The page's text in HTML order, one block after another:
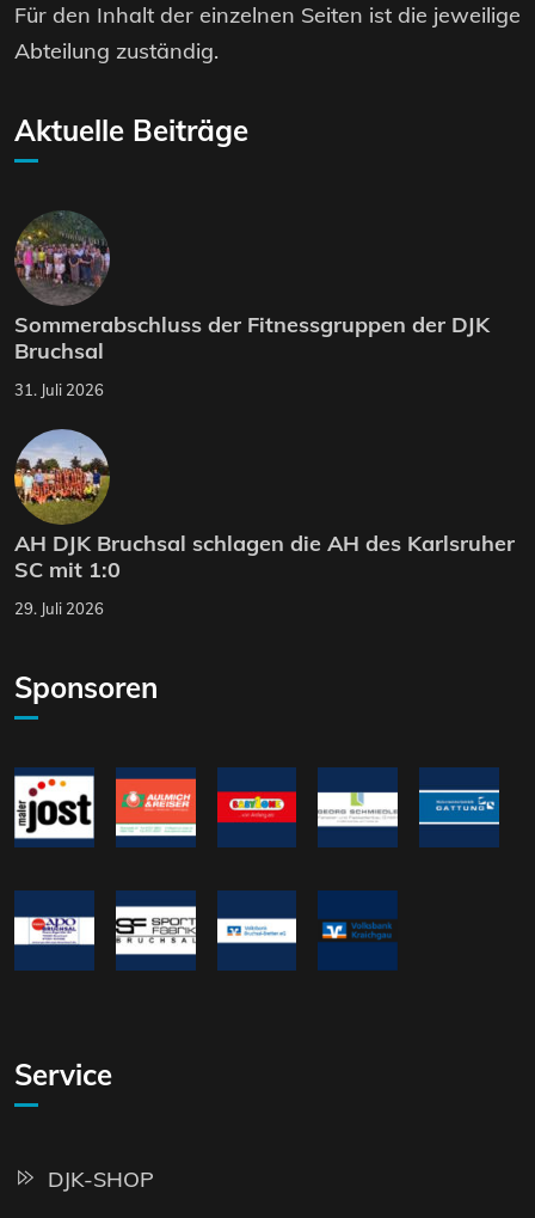
Für den Inhalt der einzelnen Seiten ist die jeweilige
Abteilung zuständig.
Aktuelle Beiträge
Sommerabschluss der Fitnessgruppen der DJK
Bruchsal
31. Juli 2026
AH DJK Bruchsal schlagen die AH des Karlsruher
SC mit 1:0
29. Juli 2026
Sponsoren
Service
DJK-SHOP